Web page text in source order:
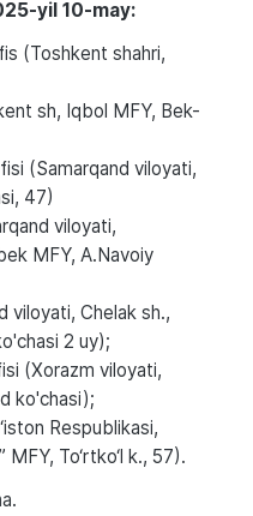
yil 10-may:
(Toshkent shahri,
sh, Iqbol MFY, Bek-
(Samarqand viloyati,
47)
viloyati,
MFY, A.Navoiy
viloyati, Chelak sh.,
2 uy);
(Xorazm viloyati,
ko'chasi);
Respublikasi,
MFY, To‘rtko‘l k., 57).